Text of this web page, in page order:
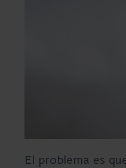
El problema es